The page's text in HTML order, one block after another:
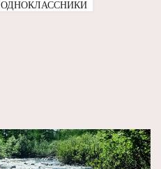
ОДНОКЛАССНИКИ